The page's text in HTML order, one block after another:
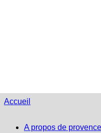
Accueil
A propos de